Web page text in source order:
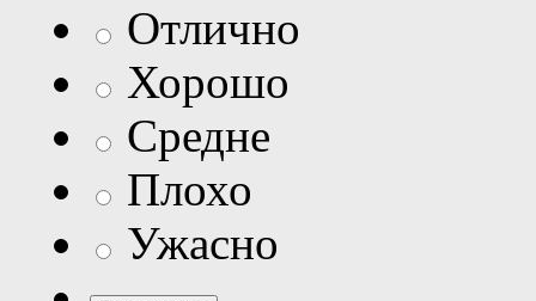
Отлично
Хорошо
Средне
Плохо
Ужасно